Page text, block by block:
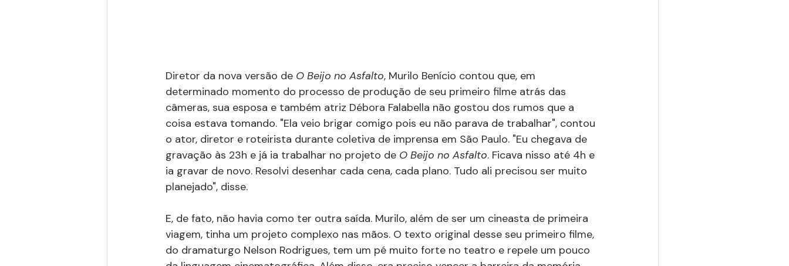
Diretor da nova versão de O Beijo no Asfalto, Murilo Benício contou que, em
determinado momento do processo de produção de seu primeiro filme atrás das
câmeras, sua esposa e também atriz Débora Falabella não gostou dos rumos que a
coisa estava tomando. "Ela veio brigar comigo pois eu não parava de trabalhar", contou
o ator, diretor e roteirista durante coletiva de imprensa em São Paulo. "Eu chegava de
gravação às 23h e já ia trabalhar no projeto de O Beijo no Asfalto. Ficava nisso até 4h e
ia gravar de novo. Resolvi desenhar cada cena, cada plano. Tudo ali precisou ser muito
planejado", disse.
E, de fato, não havia como ter outra saída. Murilo, além de ser um cineasta de primeira
viagem, tinha um projeto complexo nas mãos. O texto original desse seu primeiro filme,
do dramaturgo Nelson Rodrigues, tem um pé muito forte no teatro e repele um pouco